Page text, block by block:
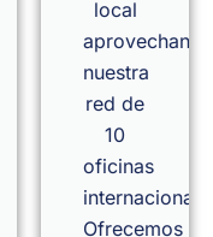
local
nuestra
red de
10
oficinas
Ofrecemos